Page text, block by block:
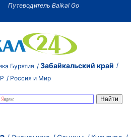
Путеводитель Baikal Go
Бурятия Забайкальский край
Россия и Мир